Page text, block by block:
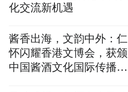
化交流新机遇
酱香出海，文韵中外：仁
怀闪耀香港文博会，获颁
中国酱酒文化国际传播创